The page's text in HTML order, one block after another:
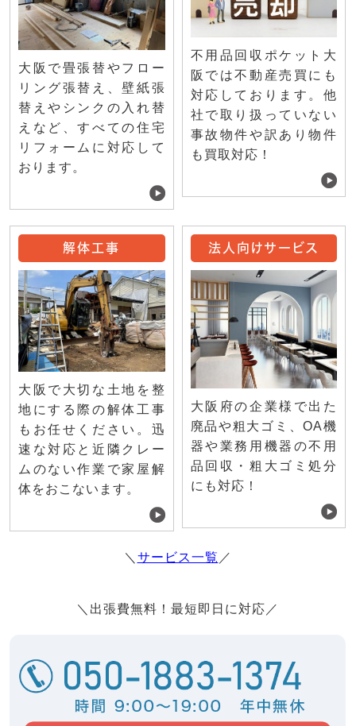
大阪で畳張替やフロー
リング張替え、壁紙張
替えやシンクの入れ替
えなど、すべての住宅
リフォームに対応して
おります。
不用品回収ポケット大
阪では不動産売買にも
対応しております。他
社で取り扱っていない
事故物件や訳あり物件
も買取対応！
解体工事
大阪で大切な土地を整
地にする際の解体工事
もお任せください。迅
速な対応と近隣クレー
ムのない作業で家屋解
体をおこないます。
法人向けサービス
大阪府の企業様で出た
廃品や粗大ゴミ、OA機
器や業務用機器の不用
品回収・粗大ゴミ処分
にも対応！
＼ サービス一覧 ／
＼出張費無料！最短即日に対応／